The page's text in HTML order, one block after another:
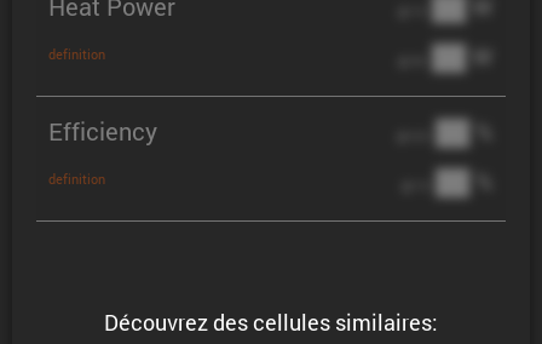
Découvrez des cellules similaires:
definition ██ W
Efficiency
definition
██ %
██ %